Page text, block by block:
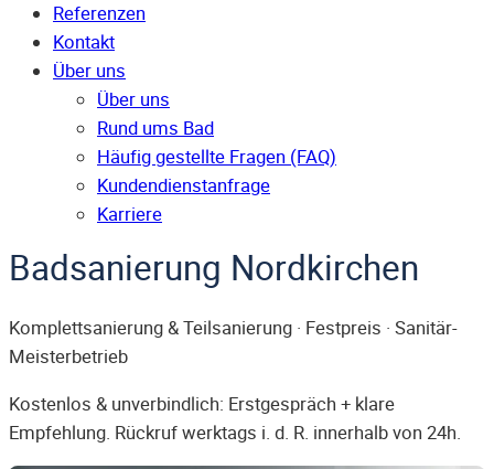
Referenzen
Kontakt
Über uns
Über uns
Rund ums Bad
Häufig gestellte Fragen (FAQ)
Kunden­dienst­anfrage
Karriere
Badsanierung Nordkirchen
Komplettsanierung & Teilsanierung · Festpreis · Sanitär-
Meisterbetrieb
Kostenlos & unverbindlich: Erstgespräch + klare
Empfehlung. Rückruf werktags i. d. R. innerhalb von 24h.